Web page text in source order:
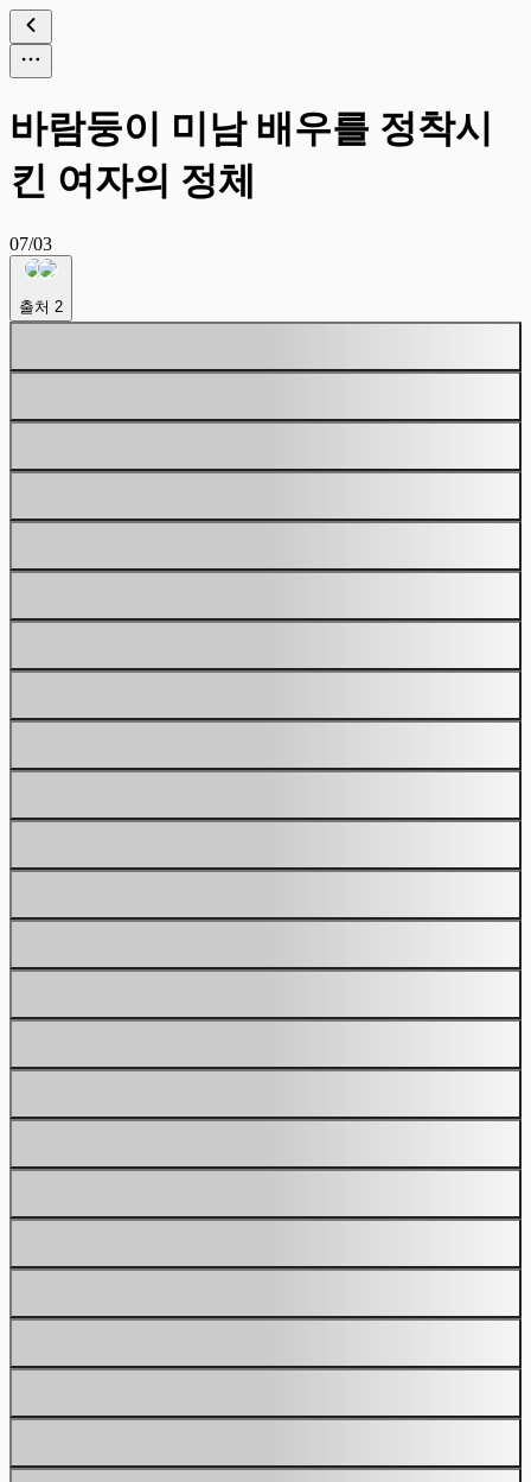
바람둥이 미남 배우를 정착시
킨 여자의 정체
07/03
출처 2